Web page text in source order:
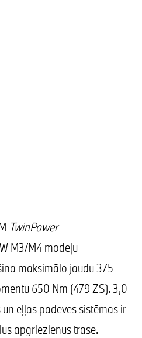
TwinPower
M3/M4 modeļu
maksimālo jaudu 375
650 Nm (479 ZS). 3,0
eļļas padeves sistēmas ir
apgriezienus trasē.